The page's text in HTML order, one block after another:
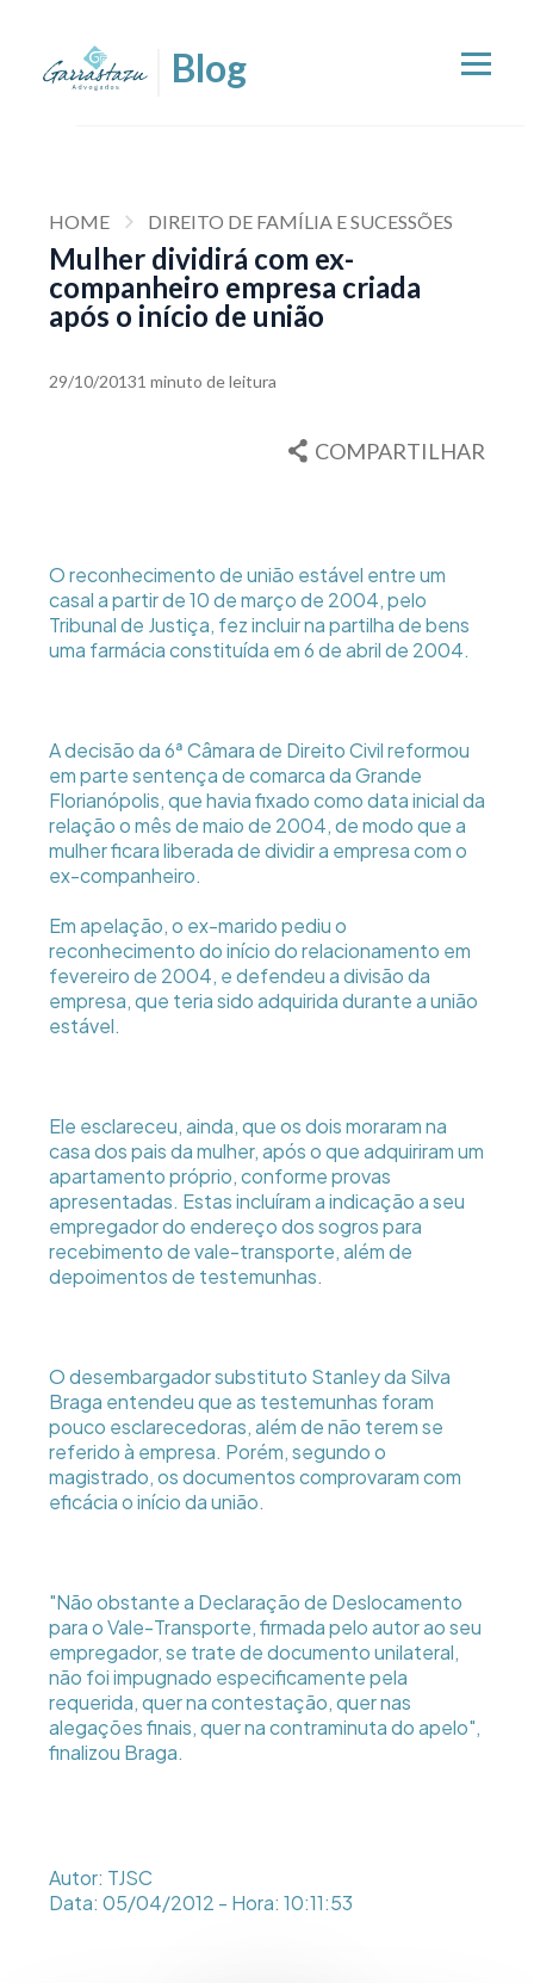
HOME DIREITO DE FAMÍLIA E SUCESSÕES
Mulher dividirá com ex-
companheiro empresa criada
após o início de união
29/10/20131 minuto de leitura
COMPARTILHAR
O reconhecimento de união estável entre um
casal a partir de 10 de março de 2004, pelo
Tribunal de Justiça, fez incluir na partilha de bens
uma farmácia constituída em 6 de abril de 2004.
A decisão da 6ª Câmara de Direito Civil reformou
em parte sentença de comarca da Grande
Florianópolis, que havia fixado como data inicial da
relação o mês de maio de 2004, de modo que a
mulher ficara liberada de dividir a empresa com o
ex-companheiro.
Em apelação, o ex-marido pediu o
reconhecimento do início do relacionamento em
fevereiro de 2004, e defendeu a divisão da
empresa, que teria sido adquirida durante a união
estável.
Ele esclareceu, ainda, que os dois moraram na
casa dos pais da mulher, após o que adquiriram um
apartamento próprio, conforme provas
apresentadas. Estas incluíram a indicação a seu
empregador do endereço dos sogros para
recebimento de vale-transporte, além de
depoimentos de testemunhas.
O desembargador substituto Stanley da Silva
Braga entendeu que as testemunhas foram
pouco esclarecedoras, além de não terem se
referido à empresa. Porém, segundo o
magistrado, os documentos comprovaram com
eficácia o início da união.
"Não obstante a Declaração de Deslocamento
para o Vale-Transporte, firmada pelo autor ao seu
empregador, se trate de documento unilateral,
não foi impugnado especificamente pela
requerida, quer na contestação, quer nas
alegações finais, quer na contraminuta do apelo",
finalizou Braga.
Autor: TJSC
Data: 05/04/2012 - Hora: 10:11:53